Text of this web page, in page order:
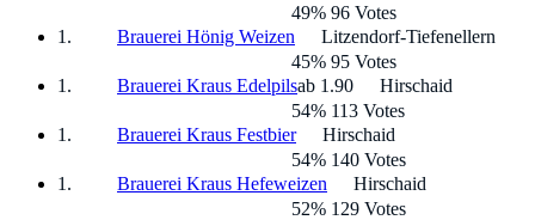
49% 96 Votes
Brauerei Hönig Weizen
Litzendorf-Tiefenellern
45% 95 Votes
Brauerei Kraus Edelpilsab 1.90
Hirschaid
54% 113 Votes
Brauerei Kraus Festbier
Hirschaid
54% 140 Votes
Brauerei Kraus Hefeweizen
Hirschaid
52% 129 Votes